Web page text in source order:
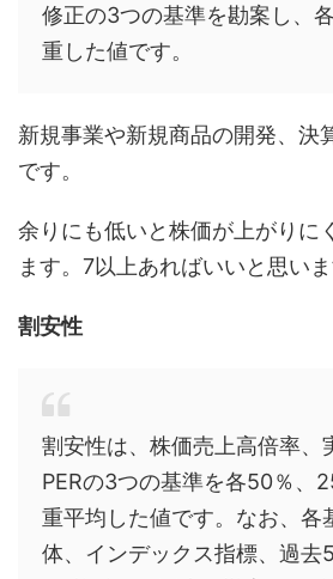
修正の3つの基準を勘案し、
重した値です。
新規事業や新規商品の開発、決
です。
余りにも低いと株価が上がりに
ます。7以上あればいいと思いま
割安性
割安性は、株価売上高倍率、
PERの3つの基準を各50％、
重平均した値です。なお、各
体、インデックス指標、過去